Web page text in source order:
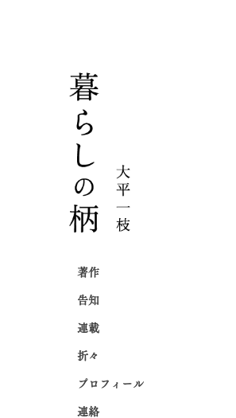
著作
告知
連載
折々
プロフィール
連絡